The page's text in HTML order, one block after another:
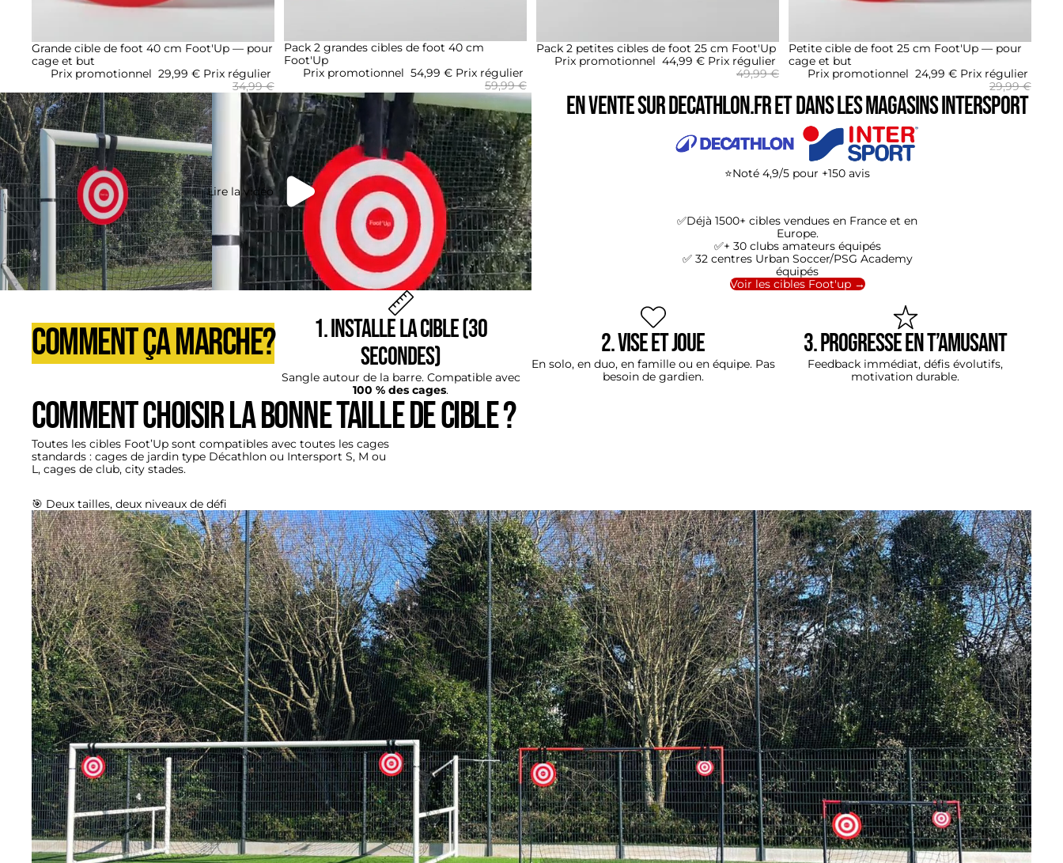
Promotion
Grande cible de foot 40 cm Foot'Up — pour
cage et but
Prix promotionnel 29,99 € Prix régulier
34,99 €
Promotion
Pack 2 grandes cibles de foot 40 cm
Foot'Up
Prix promotionnel 54,99 € Prix régulier
59,99 €
Promotion
Pack 2 petites cibles de foot 25 cm Foot'Up
Prix promotionnel 44,99 € Prix régulier
49,99 €
Promotion
Petite cible de foot 25 cm Foot'Up — pour
cage et but
Prix promotionnel 24,99 € Prix régulier
29,99 €
Lire la vidéo
En vente sur Decathlon.fr et dans les magasins Intersport
⭐Noté 4,9/5 pour +150 avis
✅Déjà 1500+ cibles vendues en France et en
Europe.
✅+ 30 clubs amateurs équipés
✅ 32 centres Urban Soccer/PSG Academy
équipés
Voir les cibles Foot'up →
COMMENT ÇA MARCHE?
1. Installe la cible (30
secondes)
Sangle autour de la barre. Compatible avec
100 % des cages.
2. Vise et joue
En solo, en duo, en famille ou en équipe. Pas
besoin de gardien.
3. Progresse en t’amusant
Feedback immédiat, défis évolutifs,
motivation durable.
Comment choisir la bonne taille de cible ?
Toutes les cibles Foot’Up sont compatibles avec toutes les cages
standards : cages de jardin type Décathlon ou Intersport S, M ou
L, cages de club, city stades.
🎯 Deux tailles, deux niveaux de défi